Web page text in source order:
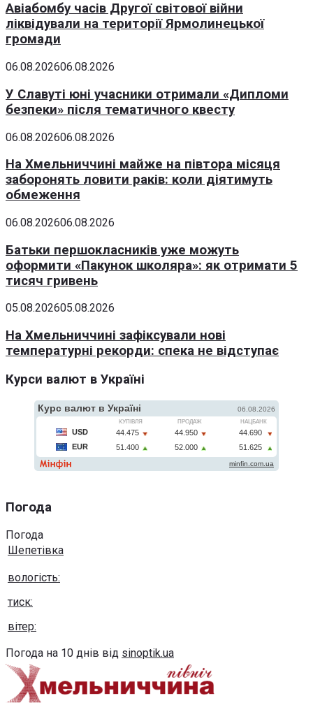
Авіабомбу часів Другої світової війни
ліквідували на території Ярмолинецької
громади
06.08.202606.08.2026
У Славуті юні учасники отримали «Дипломи
безпеки» після тематичного квесту
06.08.202606.08.2026
На Хмельниччині майже на півтора місяця
заборонять ловити раків: коли діятимуть
обмеження
06.08.202606.08.2026
Батьки першокласників уже можуть
оформити «Пакунок школяра»: як отримати 5
тисяч гривень
05.08.202605.08.2026
На Хмельниччині зафіксували нові
температурні рекорди: спека не відступає
Курси валют в Україні
Погода
Погода
Шепетівка
вологість:
тиск:
вітер:
Погода на 10 днів від sinoptik.ua